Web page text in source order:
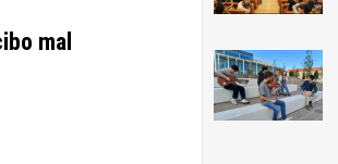
mal